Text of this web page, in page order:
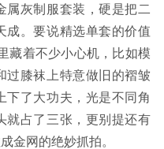
属灰制服套装，硬是把二
成。要说精选单套的价值
藏着不少小心机，比如模
过膝袜上特意做旧的褶皱
下了大功夫，光是不同角
就占了三张，更别提还有
金网的绝妙抓拍。